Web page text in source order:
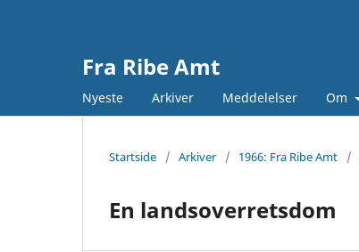
Fra Ribe Amt
Nyeste Arkiver Meddelelser Om
Startside / Arkiver / 1966: Fra Ribe Amt /
En landsoverretsdom